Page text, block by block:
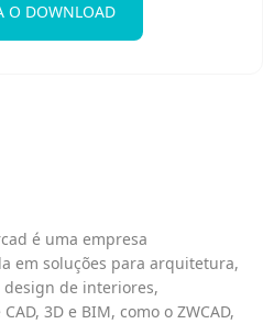
O DOWNLOAD
é uma empresa
em soluções para arquitetura,
de interiores,
3D e BIM, como o ZWCAD,